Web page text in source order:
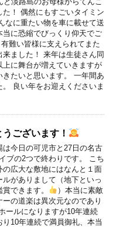
！ 偶然にもすごいタイミン
なに重たい物を車に載せて送
に恐縮でびっくり仰天でご
難い皆様に支えられてまた
ました！ 来年は生徒さん同
に舞台が増えていきますが
たいと思います。 一年間あ
良い年をお迎えくださいま
ございます！
今日の可児市と27日の名古
ブの2つで終わりです。 こち
の広大な敷地にはなんと１面
がありまして（地下といっ
できます。
）本当に素敵
の道楽は異次元なのであり
ールになりますが10年連続
10年連続で満員御礼、本当